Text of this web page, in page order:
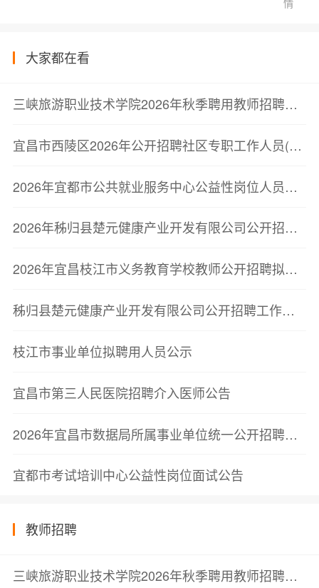
情
大家都在看
三峡旅游职业技术学院2026年秋季聘用教师招聘公告
宜昌市西陵区2026年公开招聘社区专职工作人员(网格员)体检公告
2026年宜都市公共就业服务中心公益性岗位人员招聘公告
2026年秭归县楚元健康产业开发有限公司公开招聘人员面试成绩公告
2026年宜昌枝江市义务教育学校教师公开招聘拟聘用人员公示公告
秭归县楚元健康产业开发有限公司公开招聘工作人员笔试成绩公告
枝江市事业单位拟聘用人员公示
宜昌市第三人民医院招聘介入医师公告
2026年宜昌市数据局所属事业单位统一公开招聘工作人员拟聘用人员公示公告
宜都市考试培训中心公益性岗位面试公告
教师招聘
三峡旅游职业技术学院2026年秋季聘用教师招聘公告